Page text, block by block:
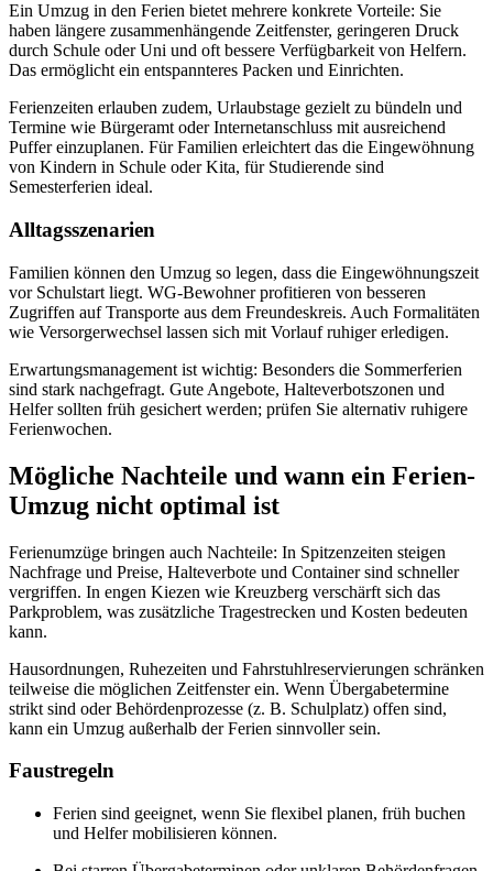
Ein Umzug in den Ferien bietet mehrere konkrete Vorteile: Sie
haben längere zusammenhängende Zeitfenster, geringeren Druck
durch Schule oder Uni und oft bessere Verfügbarkeit von Helfern.
Das ermöglicht ein entspannteres Packen und Einrichten.
Ferienzeiten erlauben zudem, Urlaubstage gezielt zu bündeln und
Termine wie Bürgeramt oder Internetanschluss mit ausreichend
Puffer einzuplanen. Für Familien erleichtert das die Eingewöhnung
von Kindern in Schule oder Kita, für Studierende sind
Semesterferien ideal.
Alltagsszenarien
Familien können den Umzug so legen, dass die Eingewöhnungszeit
vor Schulstart liegt. WG-Bewohner profitieren von besseren
Zugriffen auf Transporte aus dem Freundeskreis. Auch Formalitäten
wie Versorgerwechsel lassen sich mit Vorlauf ruhiger erledigen.
Erwartungsmanagement ist wichtig: Besonders die Sommerferien
sind stark nachgefragt. Gute Angebote, Halteverbotszonen und
Helfer sollten früh gesichert werden; prüfen Sie alternativ ruhigere
Ferienwochen.
Mögliche Nachteile und wann ein Ferien-
Umzug nicht optimal ist
Ferienumzüge bringen auch Nachteile: In Spitzenzeiten steigen
Nachfrage und Preise, Halteverbote und Container sind schneller
vergriffen. In engen Kiezen wie Kreuzberg verschärft sich das
Parkproblem, was zusätzliche Tragestrecken und Kosten bedeuten
kann.
Hausordnungen, Ruhezeiten und Fahrstuhlreservierungen schränken
teilweise die möglichen Zeitfenster ein. Wenn Übergabetermine
strikt sind oder Behördenprozesse (z. B. Schulplatz) offen sind,
kann ein Umzug außerhalb der Ferien sinnvoller sein.
Faustregeln
Ferien sind geeignet, wenn Sie flexibel planen, früh buchen
und Helfer mobilisieren können.